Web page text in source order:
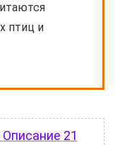
птиц и
21